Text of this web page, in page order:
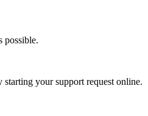
possible.
starting your support request online.